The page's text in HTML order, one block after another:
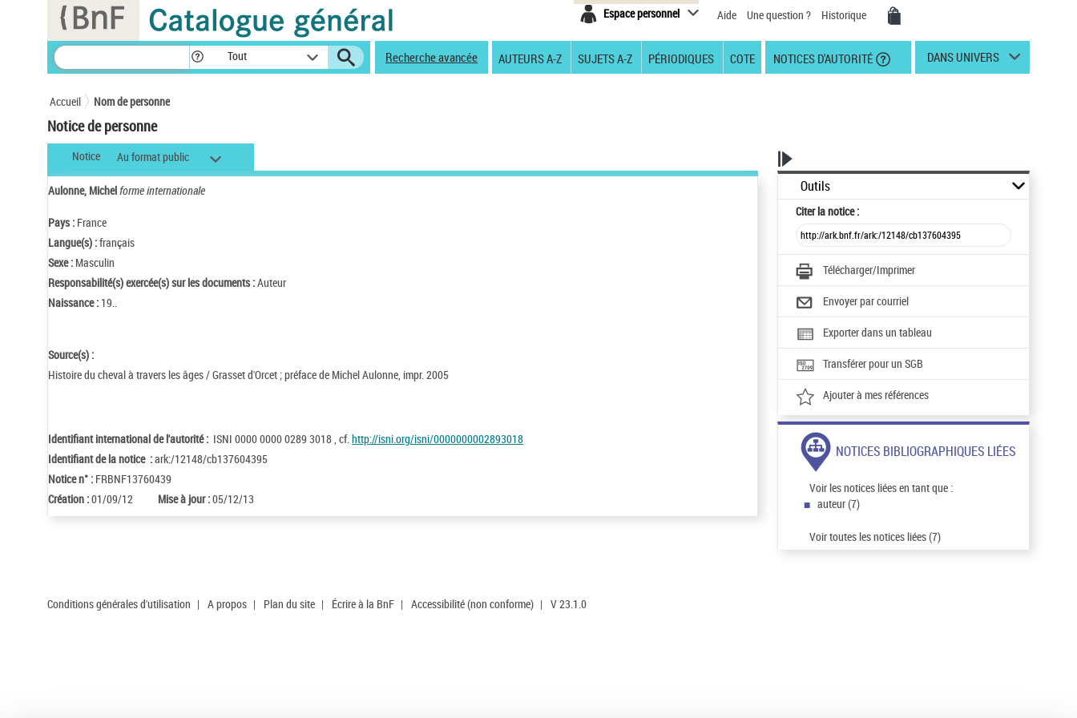
Espace personnel Aide Une question ? Historique
Tout Recherche avancée AUTEURS A-Z SUJETS A-Z PÉRIODIQUES COTE NOTICES D'AUTORITÉ DANS UNIVERS
Accueil Nom de personne
Notice de personne
Notice Au format public
Aulonne, Michelforme internationale
Pays : France
Langue(s) :français
Sexe : Masculin
Responsabilité(s) exercée(s) sur les documents :Auteur
Naissance : 19..
Source(s) :
Histoire du cheval à travers les âges / Grasset d'Orcet ; préface de Michel Aulonne, impr. 2005
Identifiant international de l'autorité : ISNI 0000 0000 0289 3018 , cf.http://isni.org/isni/0000000002893018
Identifiant de la notice :ark:/12148/cb137604395
Notice n° : FRBNF13760439
Création :01/09/12 Mise à jour :05/12/13
Outils
Citerla notice :
Télécharger/Imprimer
Envoyer par courriel
Exporter dans un tableau
Transférer pour un SGB
Ajouter à mes références
NOTICES BIBLIOGRAPHIQUES LIÉES
Voir les notices liées en tant que :
auteur (7)
Voir toutes les notices liées (7)
Conditions générales d'utilisation | A propos | Plan du site | Écrire à la BnF | Accessibilité (non conforme) | V 23.1.0
Panneau de gestion des cookies